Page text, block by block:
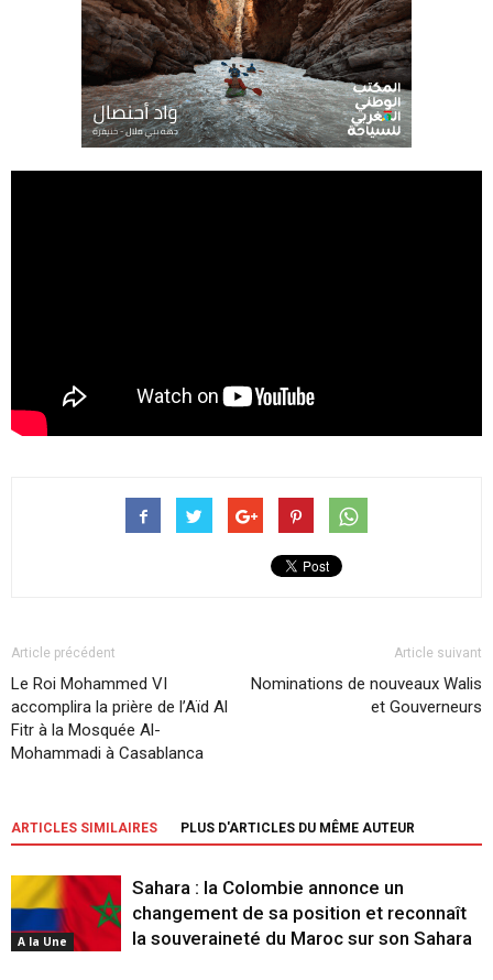
Article précédent
Le Roi Mohammed VI
accomplira la prière de l’Aïd Al
Fitr à la Mosquée Al-
Mohammadi à Casablanca
Article suivant
Nominations de nouveaux Walis
et Gouverneurs
ARTICLES SIMILAIRES PLUS D'ARTICLES DU MÊME AUTEUR
A la Une
Sahara : la Colombie annonce un
changement de sa position et reconnaît
la souveraineté du Maroc sur son Sahara